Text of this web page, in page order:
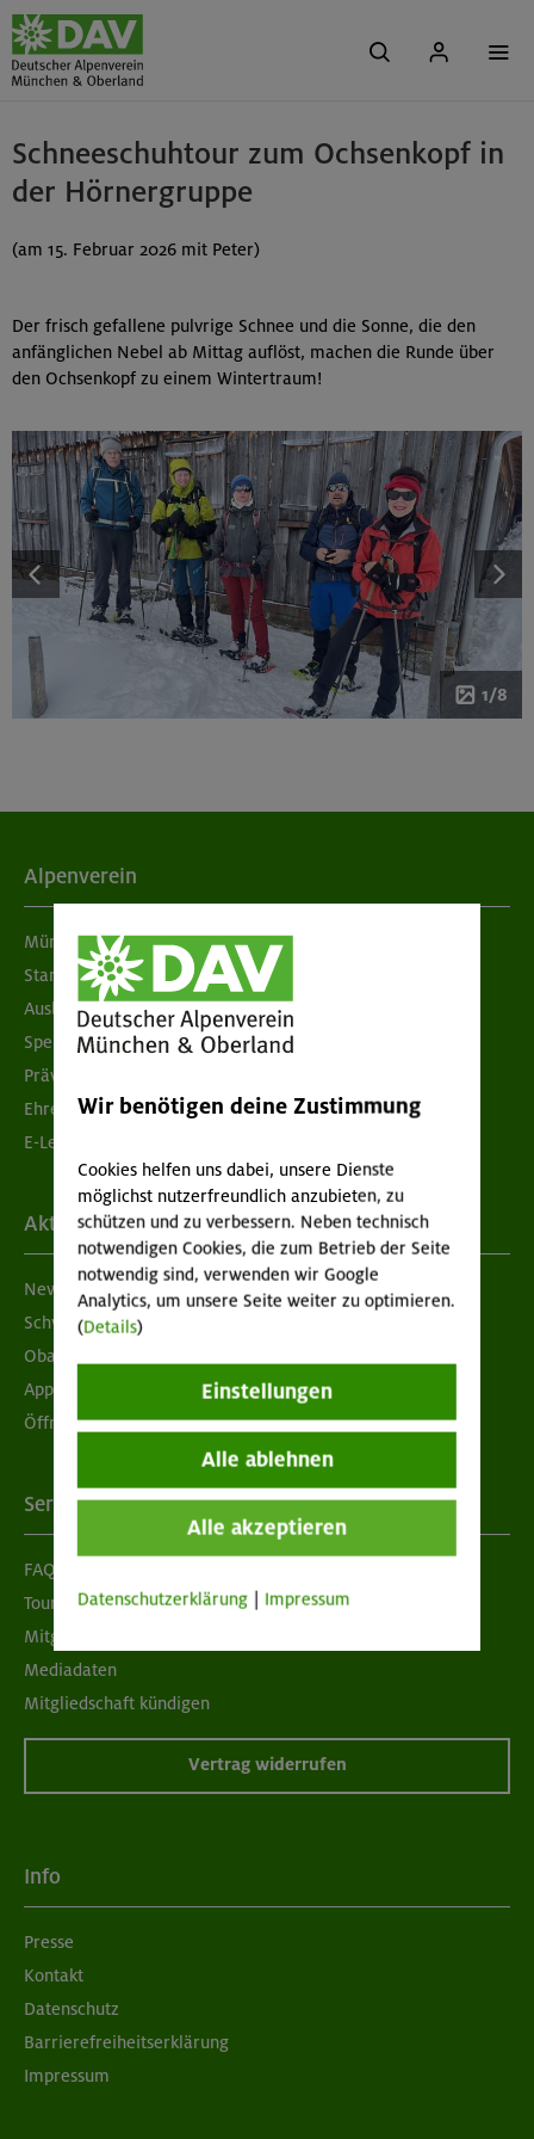
Schneeschuhtour zum Ochsenkopf in
der Hörnergruppe
(am 15. Februar 2026 mit Peter)
Der frisch gefallene pulvrige Schnee und die Sonne, die den
anfänglichen Nebel ab Mittag auflöst, machen die Runde über
den Ochsenkopf zu einem Wintertraum!
1/8
Alpenverein
München & Oberland
Standorte
Ausbildung & Jobs
Spenden
Prävention sexualisierter Gewalt
Ehrenamtsbörse
E-Learning
Aktuelles
Newsletter
Schwarzes Brett
Obacht geben!
App "Mein DAV+"
Öffnungszeiten
Services
FAQ
Tour der Woche
Mitgliedermagazin alpinwelt
Mediadaten
Mitgliedschaft kündigen
Vertrag widerrufen
Info
Presse
Kontakt
Datenschutz
Barrierefreiheitserklärung
Impressum
Wir benötigen deine Zustimmung
Cookies helfen uns dabei, unsere Dienste
möglichst nutzerfreundlich anzubieten, zu
schützen und zu verbessern. Neben technisch
notwendigen Cookies, die zum Betrieb der Seite
notwendig sind, verwenden wir Google
Analytics, um unsere Seite weiter zu optimieren.
(Details)
Einstellungen
Alle ablehnen
Alle akzeptieren
Datenschutzerklärung Impressum